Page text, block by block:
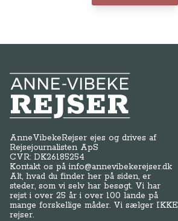
Anne-Vibeke Rejser
AnneVibekeRejser ejes og drives af
Rejsejournalisten ApS
CVR: DK26185254
Kontakt os påinfo@annevibekerejser.dk
Alt, hvad du finder her på siden, er
steder, som vi selv har besøgt. Vi har
rejst i over 25 år i over 100 lande på
mange forskellige måder. Vi sælger IKKE
rejser.